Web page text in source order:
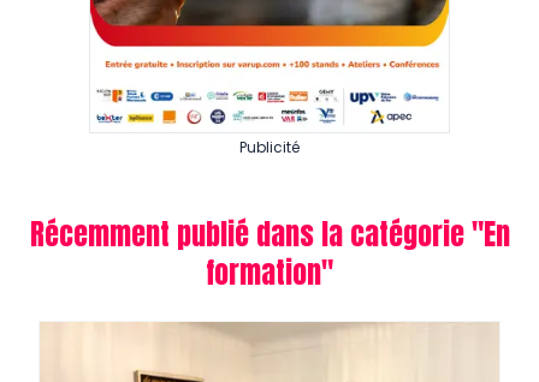
Publicité
Récemment publié dans la catégorie "En
formation"